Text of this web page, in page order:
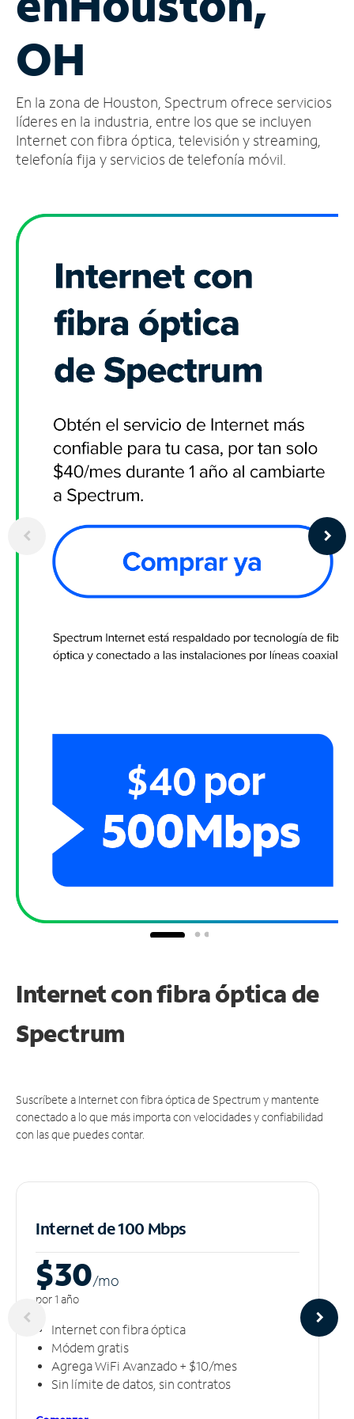
cuenta
Encuentra
tienda
OH
En la zona de Houston, Spectrum ofrece servicios
líderes en la industria, entre los que se incluyen
Internet con fibra óptica, televisión y streaming,
telefonía fija y servicios de telefonía móvil.
Internet con fibra óptica de
Spectrum
Suscríbete a Internet con fibra óptica de Spectrum y mantente
conectado a lo que más importa con velocidades y confiabilidad
con las que puedes contar.
Internet de 100 Mbps
$30/mo
por 1 año
Internet con fibra óptica
Módem gratis
Agrega WiFi Avanzado + $10/mes
Sin límite de datos, sin contratos